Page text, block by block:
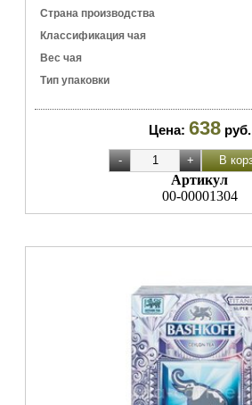
Страна производства
Классификация чая
Вес чая
Тип упаковки
Цена: 638 руб.
Артикул
00-00001304